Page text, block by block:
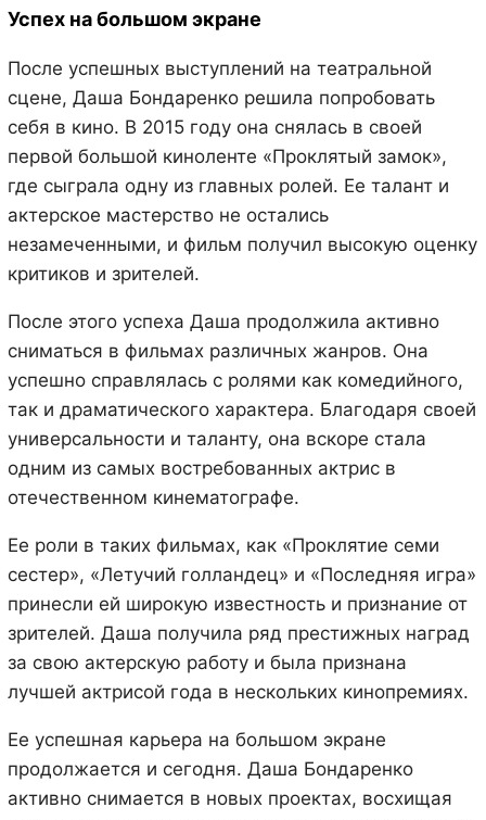
Успех на большом экране
После успешных выступлений на театральной
сцене, Даша Бондаренко решила попробовать
себя в кино. В 2015 году она снялась в своей
первой большой киноленте «Проклятый замок»,
где сыграла одну из главных ролей. Ее талант и
актерское мастерство не остались
незамеченными, и фильм получил высокую оценку
критиков и зрителей.
После этого успеха Даша продолжила активно
сниматься в фильмах различных жанров. Она
успешно справлялась с ролями как комедийного,
так и драматического характера. Благодаря своей
универсальности и таланту, она вскоре стала
одним из самых востребованных актрис в
отечественном кинематографе.
Ее роли в таких фильмах, как «Проклятие семи
сестер», «Летучий голландец» и «Последняя игра»
принесли ей широкую известность и признание от
зрителей. Даша получила ряд престижных наград
за свою актерскую работу и была признана
лучшей актрисой года в нескольких кинопремиях.
Ее успешная карьера на большом экране
продолжается и сегодня. Даша Бондаренко
активно снимается в новых проектах, восхищая